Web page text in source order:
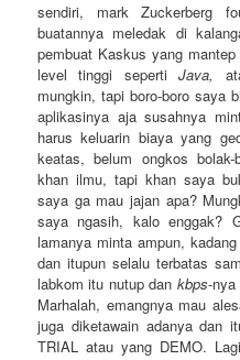
sendiri, mark Zuckerberg
buatannya meledak di
pembuat Kaskus yang
level tinggi sepertiJava,
mungkin, tapi boro-boro saya
aplikasinya aja susahnya
harus keluarin biaya yang
keatas, belum ongkos
khan ilmu, tapi khan saya
saya ga mau jajan apa?
saya ngasih, kalo enggak?
lamanya minta ampun,
dan itupun selalu terbatas
labkom itu nutup dan kbps-nya
Marhalah, emangnya mau
juga diketawain adanya dan
TRIAL atau yang DEMO.